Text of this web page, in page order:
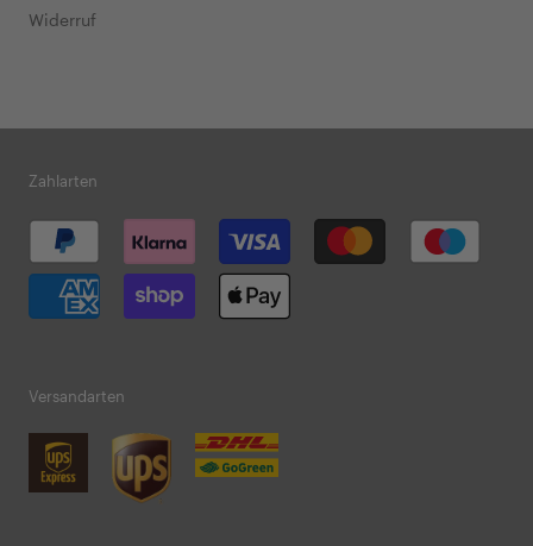
Widerruf
Zahlarten
Versandarten